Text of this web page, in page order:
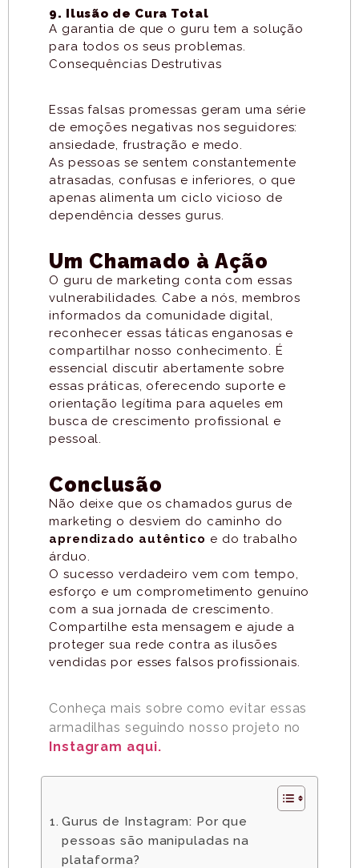
9. Ilusão de Cura Total
A garantia de que o guru tem a solução
para todos os seus problemas.
Consequências Destrutivas
Essas falsas promessas geram uma série
de emoções negativas nos seguidores:
ansiedade, frustração e medo.
As pessoas se sentem constantemente
atrasadas, confusas e inferiores, o que
apenas alimenta um ciclo vicioso de
dependência desses gurus.
Um Chamado à Ação
O guru de marketing conta com essas
vulnerabilidades. Cabe a nós, membros
informados da comunidade digital,
reconhecer essas táticas enganosas e
compartilhar nosso conhecimento. É
essencial discutir abertamente sobre
essas práticas, oferecendo suporte e
orientação legítima para aqueles em
busca de crescimento profissional e
pessoal.
Conclusão
Não deixe que os chamados gurus de
marketing o desviem do caminho do
aprendizado autêntico e do trabalho
árduo.
O sucesso verdadeiro vem com tempo,
esforço e um comprometimento genuíno
com a sua jornada de crescimento.
Compartilhe esta mensagem e ajude a
proteger sua rede contra as ilusões
vendidas por esses falsos profissionais.
Conheça mais sobre como evitar essas
armadilhas seguindo nosso projeto no
Instagram aqui.
Gurus de Instagram: Por que
pessoas são manipuladas na
plataforma?